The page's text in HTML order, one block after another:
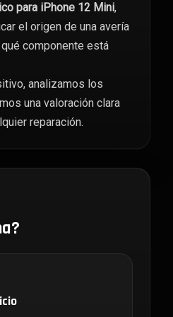
para iPhone 12 Mini,
el origen de una avería
componente está
analizamos los
una valoración clara
reparación.